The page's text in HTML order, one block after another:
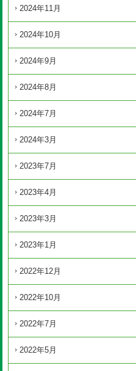
2024年11月
2024年10月
2024年9月
2024年8月
2024年7月
2024年3月
2023年7月
2023年4月
2023年3月
2023年1月
2022年12月
2022年10月
2022年7月
2022年5月